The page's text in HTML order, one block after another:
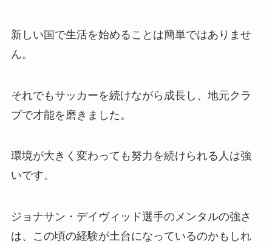
新しい国で生活を始めることは簡単ではありませ
ん。
それでもサッカーを続けながら成長し、地元クラ
ブで才能を磨きました。
環境が大きく変わっても努力を続けられる人は強
いです。
ジョナサン・デイヴィッド選手のメンタルの強さ
は、この頃の経験が土台になっているのかもしれ